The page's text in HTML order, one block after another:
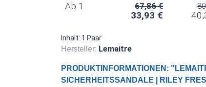
Ab 1 67,86 €
33,93 €
Inhalt: 1 Paar
Hersteller: Lemaitre
PRODUKTINFORMATIONEN:
SICHERHEITSSANDALE | RILEY